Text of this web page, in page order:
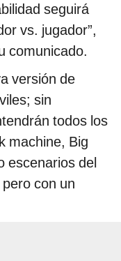
seguirá
vs. jugador”,
comunicado.
versión de
sin
todos los
machine, Big
escenarios del
con un